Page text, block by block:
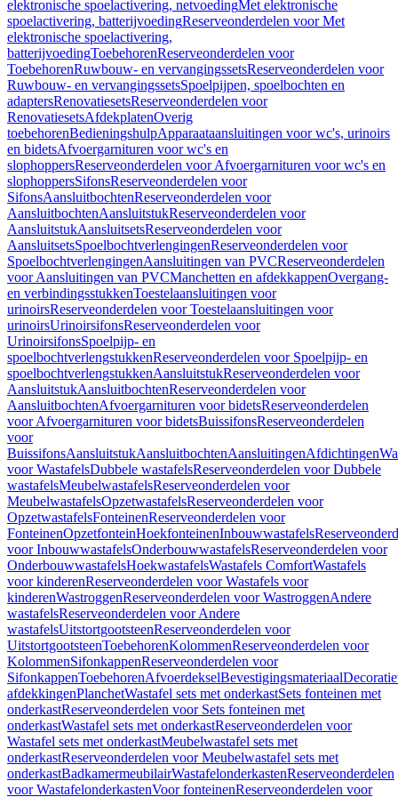
elektronische spoelactivering, netvoedingMet elektronische
spoelactivering, batterijvoedingReserveonderdelen voor Met
elektronische spoelactivering,
batterijvoedingToebehorenReserveonderdelen voor
ToebehorenRuwbouw- en vervangingssetsReserveonderdelen voor
Ruwbouw- en vervangingssetsSpoelpijpen, spoelbochten en
adaptersRenovatiesetsReserveonderdelen voor
RenovatiesetsAfdekplatenOverig
toebehorenBedieningshulpApparaataansluitingen voor wc's, urinoirs
en bidetsAfvoergarnituren voor wc's en
slophoppersReserveonderdelen voor Afvoergarnituren voor wc's en
slophoppersSifonsReserveonderdelen voor
SifonsAansluitbochtenReserveonderdelen voor
AansluitbochtenAansluitstukReserveonderdelen voor
AansluitstukAansluitsetsReserveonderdelen voor
AansluitsetsSpoelbochtverlengingenReserveonderdelen voor
SpoelbochtverlengingenAansluitingen van PVCReserveonderdelen
voor Aansluitingen van PVCManchetten en afdekkappenOvergang-
en verbindingsstukkenToestelaansluitingen voor
urinoirsReserveonderdelen voor Toestelaansluitingen voor
urinoirsUrinoirsifonsReserveonderdelen voor
UrinoirsifonsSpoelpijp- en
spoelbochtverlengstukkenReserveonderdelen voor Spoelpijp- en
spoelbochtverlengstukkenAansluitstukReserveonderdelen voor
AansluitstukAansluitbochtenReserveonderdelen voor
AansluitbochtenAfvoergarnituren voor bidetsReserveonderdelen
voor Afvoergarnituren voor bidetsBuissifonsReserveonderdelen
voor
BuissifonsAansluitstukAansluitbochtenAansluitingenAfdichtingen
voor WastafelsDubbele wastafelsReserveonderdelen voor Dubbele
wastafelsMeubelwastafelsReserveonderdelen voor
MeubelwastafelsOpzetwastafelsReserveonderdelen voor
OpzetwastafelsFonteinenReserveonderdelen voor
FonteinenOpzetfonteinHoekfonteinenInbouwwastafels
voor InbouwwastafelsOnderbouwwastafelsReserveonderdelen voor
OnderbouwwastafelsHoekwastafelsWastafels ComfortWastafels
voor kinderenReserveonderdelen voor Wastafels voor
kinderenWastroggenReserveonderdelen voor WastroggenAndere
wastafelsReserveonderdelen voor Andere
wastafelsUitstortgootsteenReserveonderdelen voor
UitstortgootsteenToebehorenKolommenReserveonderdelen voor
KolommenSifonkappenReserveonderdelen voor
SifonkappenToebehorenAfvoerdekselBevestigingsmateriaal
afdekkingenPlanchetWastafel sets met onderkastSets fonteinen met
onderkastReserveonderdelen voor Sets fonteinen met
onderkastWastafel sets met onderkastReserveonderdelen voor
Wastafel sets met onderkastMeubelwastafel sets met
onderkastReserveonderdelen voor Meubelwastafel sets met
onderkastBadkamermeubilairWastafelonderkastenReserveonderdelen
voor WastafelonderkastenVoor fonteinenReserveonderdelen voor